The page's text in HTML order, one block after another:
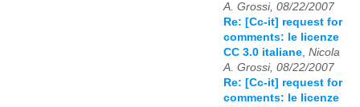
A. Grossi, 08/22/2007
Re: [Cc-it] request for
comments: le licenze
CC 3.0 italiane, Nicola
A. Grossi, 08/22/2007
Re: [Cc-it] request for
comments: le licenze